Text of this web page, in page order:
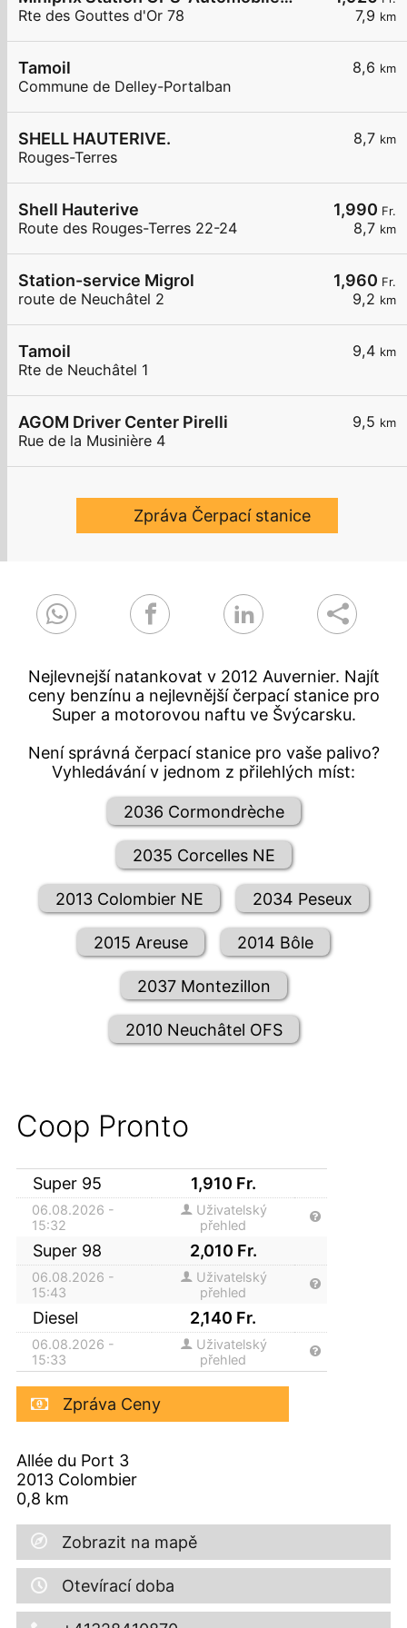
7,9 km
Rte des Gouttes d'Or 78
8,6 km
Tamoil
Commune de Delley-Portalban
8,7 km
SHELL HAUTERIVE.
Rouges-Terres
1,990 Fr.
8,7 km
Shell Hauterive
Route des Rouges-Terres 22-24
1,960 Fr.
9,2 km
Station-service Migrol
route de Neuchâtel 2
9,4 km
Tamoil
Rte de Neuchâtel 1
9,5 km
AGOM Driver Center Pirelli
Rue de la Musinière 4
Zpráva Čerpací stanice
Nejlevnejší natankovat v 2012 Auvernier. Najít
ceny benzínu a nejlevnější čerpací stanice pro
Super a motorovou naftu ve Švýcarsku.
Není správná čerpací stanice pro vaše palivo?
Vyhledávání v jednom z přilehlých míst:
2036 Cormondrèche
2035 Corcelles NE
2013 Colombier NE 2034 Peseux
2015 Areuse 2014 Bôle
2037 Montezillon
2010 Neuchâtel OFS
Coop Pronto
Super 95 1,910 Fr.
06.08.2026 -
15:32
Uživatelský
přehled
Super 98 2,010 Fr.
06.08.2026 -
15:43
Uživatelský
přehled
Diesel 2,140 Fr.
06.08.2026 -
15:33
Uživatelský
přehled
Zpráva Ceny
Allée du Port 3
2013 Colombier
0,8 km
Zobrazit na mapě
Otevírací doba